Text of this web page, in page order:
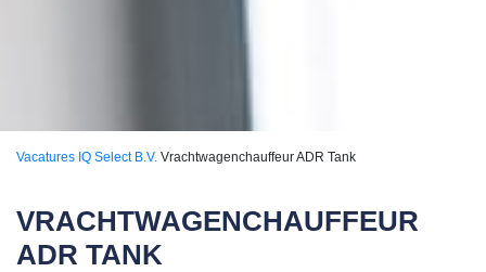
Vacatures IQ Select B.V. Vrachtwagenchauffeur ADR Tank
VRACHTWAGENCHAUFFEUR
ADR TANK